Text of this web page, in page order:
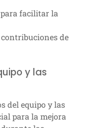
para facilitar la
de
y las
del equipo y las
para la mejora